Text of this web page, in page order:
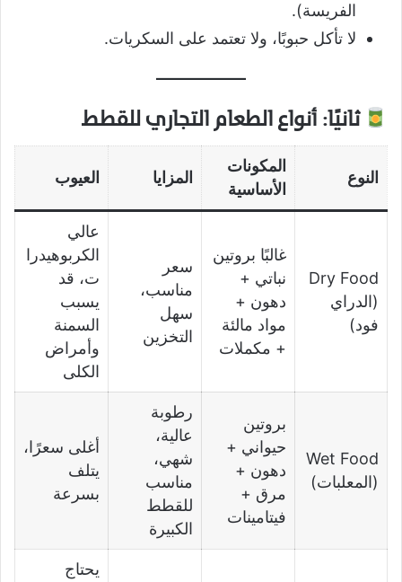
الفريسة).
لا تأكل حبوبًا، ولا تعتمد على السكريات.
ثانيًا: أنواع الطعام التجاري للقطط
النوع
المكونات
الأساسية
المزايا العيوب
Dry Food
(الدراي
فود)
غالبًا بروتين
نباتي +
دهون +
مواد مالئة
+ مكملات
سعر
مناسب،
سهل
التخزين
عالي
الكربوهيدرا
ت، قد
يسبب
السمنة
وأمراض
الكلى
Wet Food
(المعلبات)
بروتين
حيواني +
دهون +
مرق +
فيتامينات
رطوبة
عالية،
شهي،
مناسب
للقطط
الكبيرة
أغلى سعرًا،
يتلف
بسرعة
يحتاج